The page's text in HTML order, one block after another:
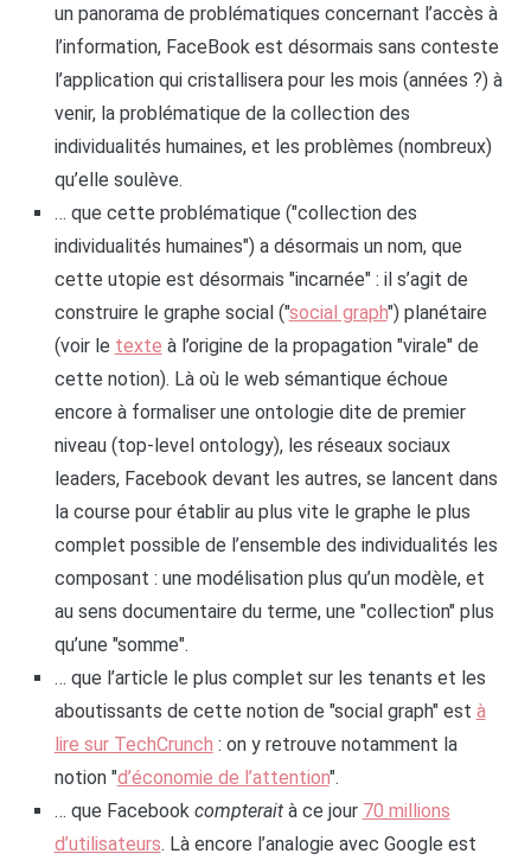
un panorama de problématiques concernant l’accès à
l’information, FaceBook est désormais sans conteste
l’application qui cristallisera pour les mois (années ?) à
venir, la problématique de la collection des
individualités humaines, et les problèmes (nombreux)
qu’elle soulève.
… que cette problématique ("collection des
individualités humaines") a désormais un nom, que
cette utopie est désormais "incarnée" : il s’agit de
construire le graphe social ("social graph") planétaire
(voir le texte à l’origine de la propagation "virale" de
cette notion). Là où le web sémantique échoue
encore à formaliser une ontologie dite de premier
niveau (top-level ontology), les réseaux sociaux
leaders, Facebook devant les autres, se lancent dans
la course pour établir au plus vite le graphe le plus
complet possible de l’ensemble des individualités les
composant : une modélisation plus qu’un modèle, et
au sens documentaire du terme, une "collection" plus
qu’une "somme".
… que l’article le plus complet sur les tenants et les
aboutissants de cette notion de "social graph" est à
lire sur TechCrunch : on y retrouve notamment la
notion "d’économie de l’attention".
… que Facebook compteraità ce jour 70 millions
d’utilisateurs. Là encore l’analogie avec Google est